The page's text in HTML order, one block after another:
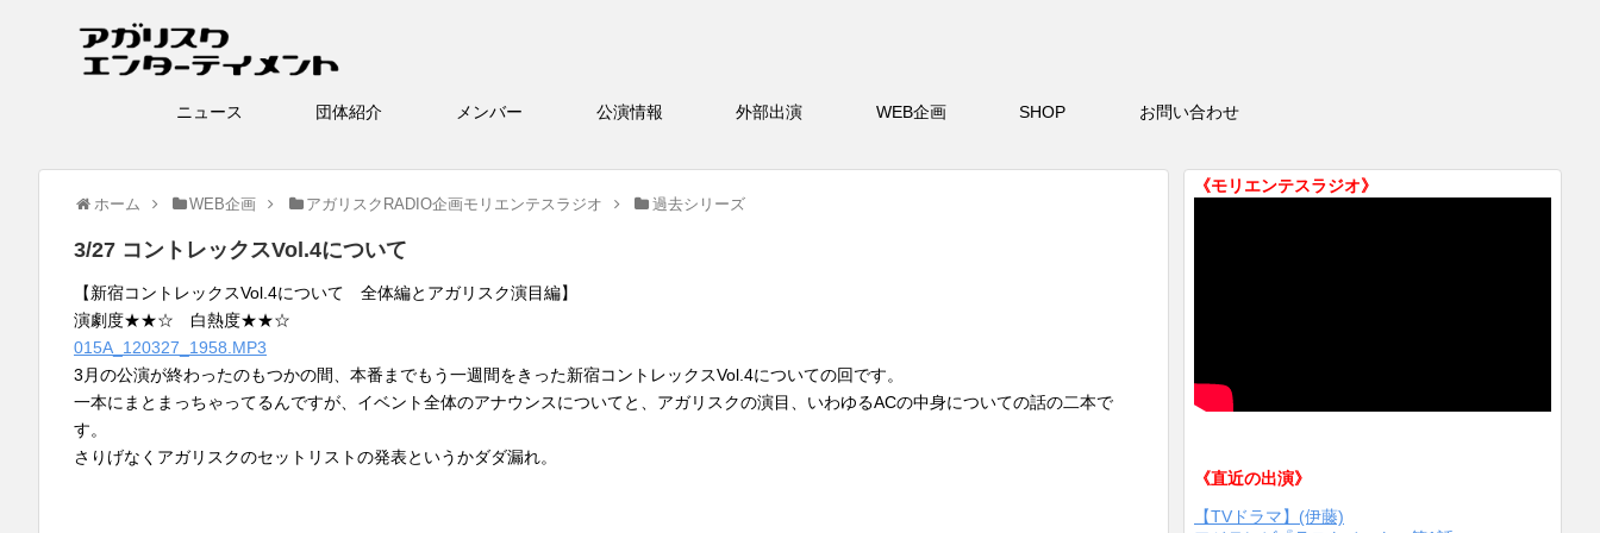
ニュース 団体紹介 メンバー 公演情報 外部出演 WEB企画 SHOP お問い合わせ
ホーム WEB企画 アガリスクRADIO企画モリエンテスラジオ 過去シリーズ
3/27 コントレックスVol.4について
【新宿コントレックスVol.4について 全体編とアガリスク演目編】
演劇度★★☆ 白熱度★★☆
015A_120327_1958.MP3
3月の公演が終わったのもつかの間、本番までもう一週間をきった新宿コントレックスVol.4についての回です。
一本にまとまっちゃってるんですが、イベント全体のアナウンスについてと、アガリスクの演目、いわゆるACの中身についての話の二本で
す。
さりげなくアガリスクのセットリストの発表というかダダ漏れ。
《モリエンテスラジオ》
《直近の出演》
【TVドラマ】(伊藤)